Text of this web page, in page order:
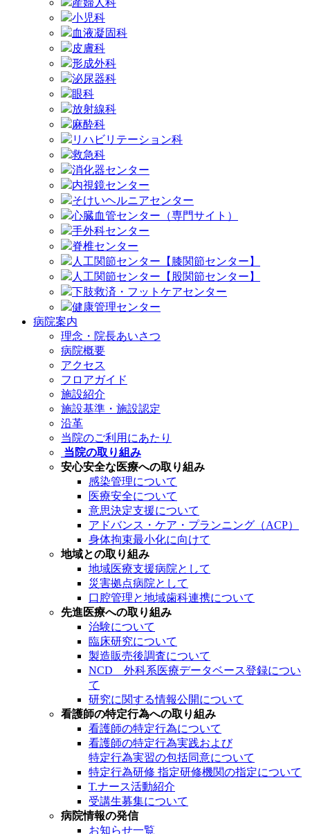
小児科
血液凝固科
皮膚科
形成外科
泌尿器科
眼科
放射線科
麻酔科
リハビリテーション科
救急科
消化器センター
内視鏡センター
そけいヘルニアセンター
心臓血管センター（専門サイト）
手外科センター
脊椎センター
人工関節センター【膝関節センター】
人工関節センター【股関節センター】
下肢救済・フットケアセンター
健康管理センター
病院案内
理念・院長あいさつ
病院概要
アクセス
フロアガイド
施設紹介
施設基準・施設認定
沿革
当院のご利用にあたり
当院の取り組み
安心安全な医療への取り組み
感染管理について
医療安全について
意思決定支援について
アドバンス・ケア・プランニング（ACP）
身体拘束最小化に向けて
地域との取り組み
地域医療支援病院として
災害拠点病院として
口腔管理と地域歯科連携について
先進医療への取り組み
治験について
臨床研究について
製造販売後調査について
NCD 外科系医療データベース登録につい
て
研究に関する情報公開について
看護師の特定行為への取り組み
看護師の特定行為について
看護師の特定行為実践および
特定行為実習の包括同意について
特定行為研修 指定研修機関の指定について
T.ナース活動紹介
受講生募集について
病院情報の発信
お知らせ一覧